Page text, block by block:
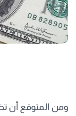
ومن المتوقع أن